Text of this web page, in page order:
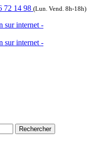
72 14 98 (Lun. Vend. 8h-18h)
Rechercher